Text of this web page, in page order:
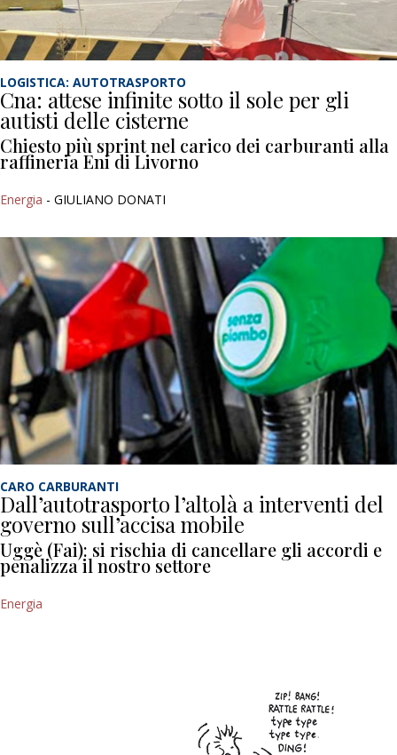
LOGISTICA: AUTOTRASPORTO
Cna: attese infinite sotto il sole per gli
autisti delle cisterne
Chiesto più sprint nel carico dei carburanti alla
raffineria Eni di Livorno
Energia - GIULIANO DONATI
CARO CARBURANTI
Dall’autotrasporto l’altolà a interventi del
governo sull’accisa mobile
Uggè (Fai): si rischia di cancellare gli accordi e
penalizza il nostro settore
Energia